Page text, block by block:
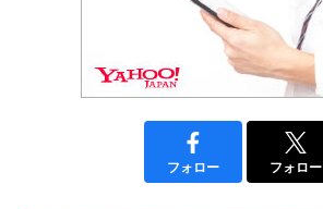
フォロー フォロー